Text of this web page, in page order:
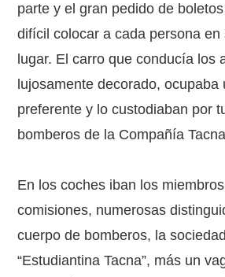
parte y el gran pedido de
difícil colocar a cada persona en
lugar. El carro que conducía los
lujosamente decorado, ocupaba
preferente y lo custodiaban por
bomberos de la Compañía
En los coches iban los
comisiones, numerosas
cuerpo de bomberos, la
“Estudiantina Tacna”, más un